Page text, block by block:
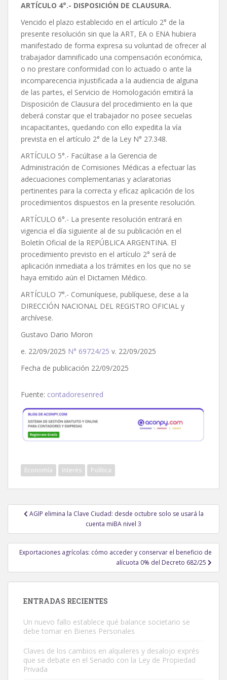
ARTÍCULO 4°.- DISPOSICIÓN DE CLAUSURA.
Vencido el plazo establecido en el artículo 2° de la
presente resolución sin que la ART, EA o ENA hubiera
manifestado de forma expresa su voluntad de ofrecer al
trabajador damnificado una compensación económica,
o no prestare conformidad con lo actuado o ante la
incomparecencia injustificada a la audiencia de alguna
de las partes, el Servicio de Homologación emitirá la
Disposición de Clausura del procedimiento en la que
deberá constar que el trabajador no posee secuelas
incapacitantes, quedando con ello expedita la vía
prevista en el artículo 2° de la Ley N° 27.348.
ARTÍCULO 5°.- Facúltase a la Gerencia de
Administración de Comisiones Médicas a efectuar las
adecuaciones complementarias y aclaratorias
pertinentes para la correcta y eficaz aplicación de los
procedimientos dispuestos en la presente resolución.
ARTÍCULO 6°.- La presente resolución entrará en
vigencia el día siguiente al de su publicación en el
Boletín Oficial de la REPÚBLICA ARGENTINA. El
procedimiento previsto en el artículo 2° será de
aplicación inmediata a los trámites en los que no se
haya emitido aún el Dictamen Médico.
ARTÍCULO 7°.- Comuníquese, publíquese, dese a la
DIRECCIÓN NACIONAL DEL REGISTRO OFICIAL y
archívese.
Gustavo Dario Moron
e. 22/09/2025 N° 69724/25 v. 22/09/2025
Fecha de publicación 22/09/2025
Fuente: contadoresenred
Economía Interés Política
Navegación
entradas
AGIP elimina la Clave Ciudad: desde octubre solo se usará la
cuenta miBA nivel 3
Exportaciones agrícolas: cómo acceder y conservar el beneficio de
alícuota 0% del Decreto 682/25
ENTRADAS RECIENTES
Un nuevo fallo establece qué balance societario se
debe tomar en Bienes Personales
Claves de los cambios en alquileres y desalojo exprés
que se debate en el Senado con la Ley de Propiedad
Privada